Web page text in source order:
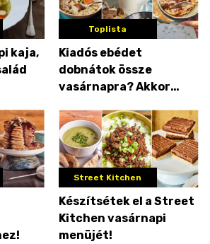
kaja,
Toplista
Kiadós ebédet
dobnátok össze
vasárnapra? Akkor
Street Kitchen
Készítsétek el a Street
Kitchen vasárnapi
menüjét!